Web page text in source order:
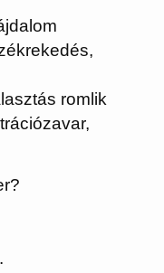
romlik